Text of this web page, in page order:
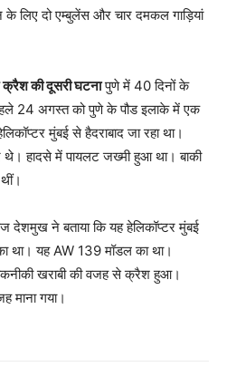
लिए दो एम्बुलेंस और चार दमकल गाड़ियां
क्रैश की दूसरी घटनापुणे में 40 दिनों के
24 अगस्त को पुणे के पौड इलाके में एक
मुंबई से हैदराबाद जा रहा था।
थे। हादसे में पायलट जख्मी हुआ था। बाकी
ने बताया कि यह हेलिकॉप्टर मुंबई
था। यह AW 139 मॉडल का था।
खराबी की वजह से क्रैश हुआ।
माना गया।